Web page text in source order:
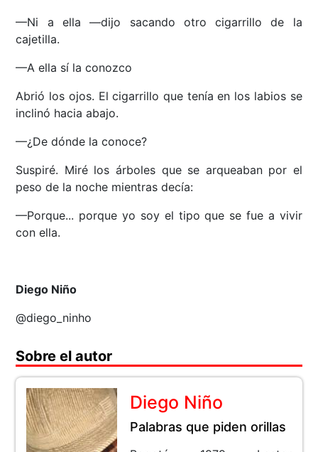
—Ni a ella —dijo sacando otro cigarrillo de la
cajetilla.
—A ella sí la conozco
Abrió los ojos. El cigarrillo que tenía en los labios se
inclinó hacia abajo.
—¿De dónde la conoce?
Suspiré. Miré los árboles que se arqueaban por el
peso de la noche mientras decía:
—Porque... porque yo soy el tipo que se fue a vivir
con ella.
Diego Niño
@diego_ninho
Sobre el autor
Diego Niño
Palabras que piden orillas